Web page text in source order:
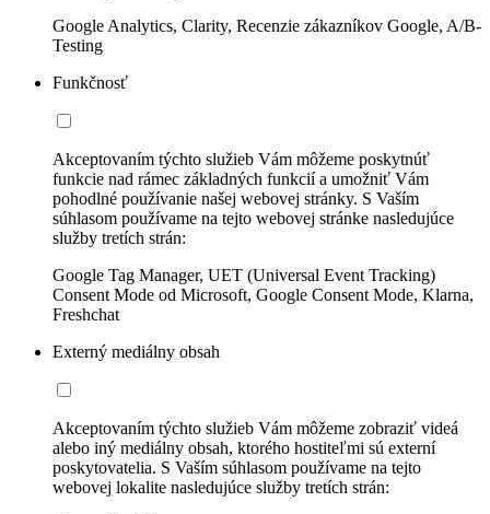
Google Analytics, Clarity, Recenzie zákazníkov Google, A/B-
Testing
Funkčnosť
Akceptovaním týchto služieb Vám môžeme poskytnúť
funkcie nad rámec základných funkcií a umožniť Vám
pohodlné používanie našej webovej stránky. S Vaším
súhlasom používame na tejto webovej stránke nasledujúce
služby tretích strán:
Google Tag Manager, UET (Universal Event Tracking)
Consent Mode od Microsoft, Google Consent Mode, Klarna,
Freshchat
Externý mediálny obsah
Akceptovaním týchto služieb Vám môžeme zobraziť videá
alebo iný mediálny obsah, ktorého hostiteľmi sú externí
poskytovatelia. S Vaším súhlasom používame na tejto
webovej lokalite nasledujúce služby tretích strán: